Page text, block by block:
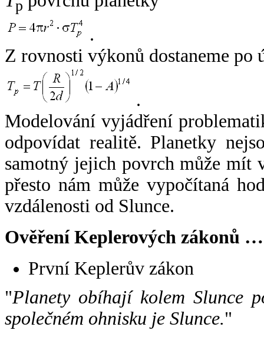
p
.
Z rovnosti výkonů dostaneme po
.
Modelování vyjádření
odpovídat realitě. Planetky
samotný jejich povrch může mít
přesto nám může vypočítaná
vzdálenosti od Slunce.
Ověření Keplerových zákonů …
První Keplerův zákon
"Planety obíhají kolem Slunce
společném ohnisku je Slunce."